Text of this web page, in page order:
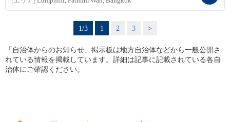
1/3 1 2 3 >
「自治体からのお知らせ」掲示板は地方自治体などから一般公開さ
れている情報を掲載しています。詳細は記事に記載されている各自
治体にご確認ください。